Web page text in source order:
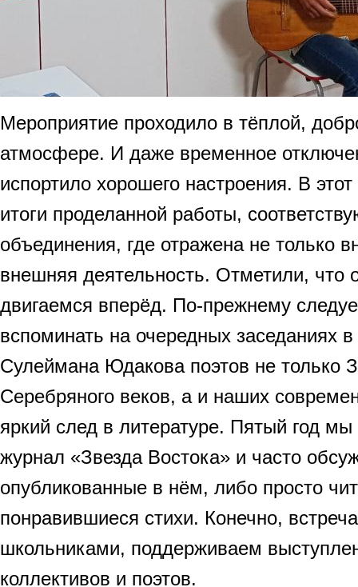
Мероприятие проходило в тёплой,
атмосфере. И даже временное
испортило хорошего настроения. В
итоги проделанной работы,
объединения, где отражена не только
внешняя деятельность. Отметили,
двигаемся вперёд. По-прежнему
вспоминать на очередных заседаниях
Сулеймана Юдакова поэтов не только
Серебряного веков, а и наших
яркий след в литературе. Пятый год
журнал «Звезда Востока» и часто
опубликованные в нём, либо просто
понравившиеся стихи. Конечно,
школьниками, поддерживаем
коллективов и поэтов.